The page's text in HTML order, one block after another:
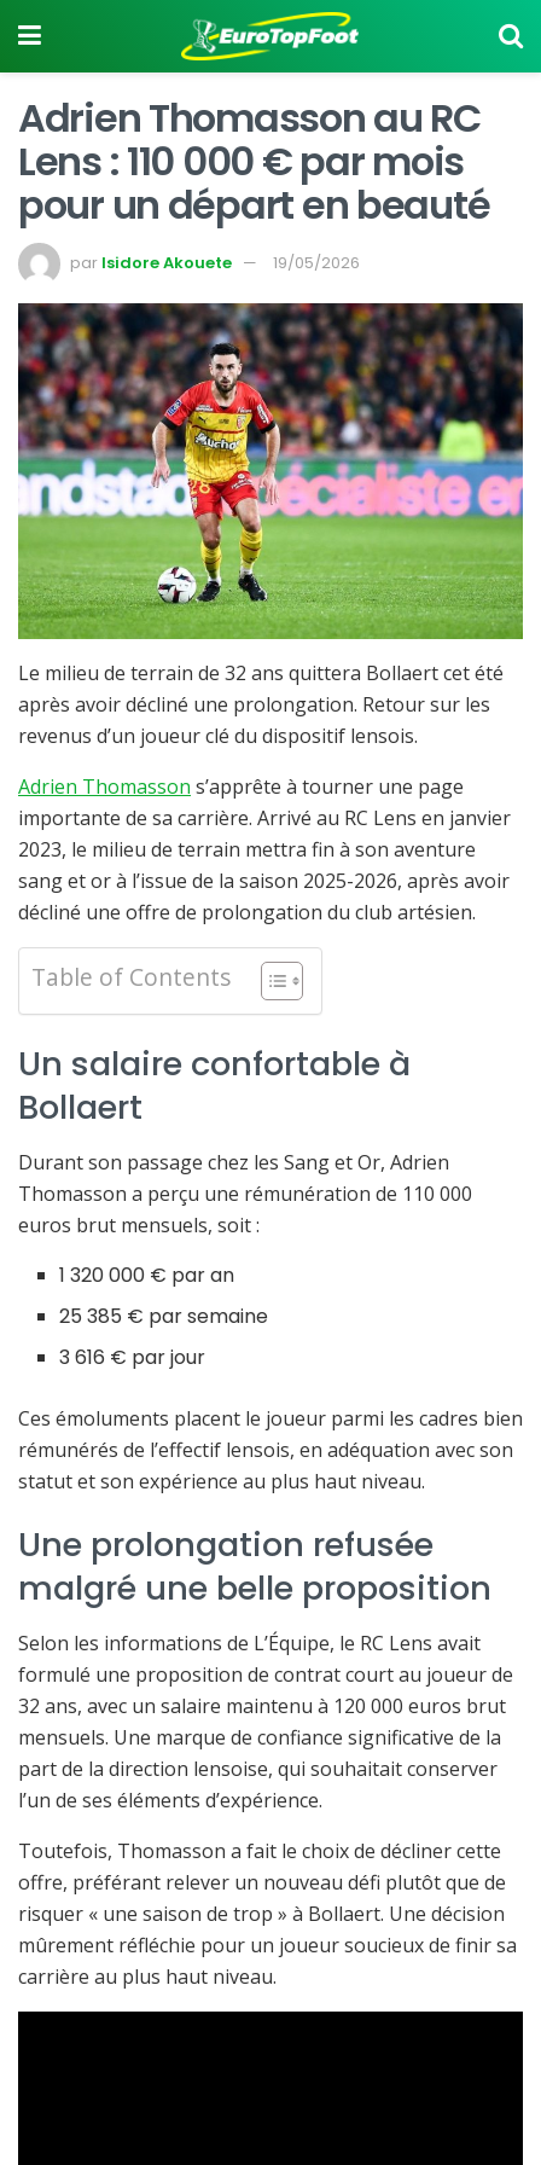
Adrien Thomasson au RC
Lens : 110 000 € par mois
pour un départ en beauté
par Isidore Akouete 19/05/2026
Le milieu de terrain de 32 ans quittera Bollaert cet été
après avoir décliné une prolongation. Retour sur les
revenus d’un joueur clé du dispositif lensois.
Adrien Thomasson s’apprête à tourner une page
importante de sa carrière. Arrivé au RC Lens en janvier
2023, le milieu de terrain mettra fin à son aventure
sang et or à l’issue de la saison 2025-2026, après avoir
décliné une offre de prolongation du club artésien.
Table of Contents
Un salaire confortable à
Bollaert
Durant son passage chez les Sang et Or, Adrien
Thomasson a perçu une rémunération de 110 000
euros brut mensuels, soit :
1 320 000 € par an
25 385 € par semaine
3 616 € par jour
Ces émoluments placent le joueur parmi les cadres bien
rémunérés de l’effectif lensois, en adéquation avec son
statut et son expérience au plus haut niveau.
Une prolongation refusée
malgré une belle proposition
Selon les informations de L’Équipe, le RC Lens avait
formulé une proposition de contrat court au joueur de
32 ans, avec un salaire maintenu à 120 000 euros brut
mensuels. Une marque de confiance significative de la
part de la direction lensoise, qui souhaitait conserver
l’un de ses éléments d’expérience.
Toutefois, Thomasson a fait le choix de décliner cette
offre, préférant relever un nouveau défi plutôt que de
risquer « une saison de trop » à Bollaert. Une décision
mûrement réfléchie pour un joueur soucieux de finir sa
carrière au plus haut niveau.